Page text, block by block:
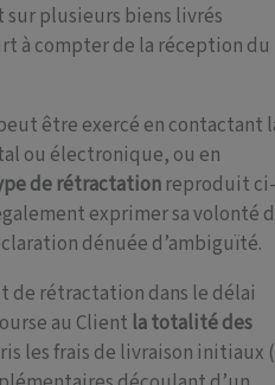
plusieurs biens livrés
à compter de la réception du
être exercé en contactant
ou électronique, ou en
de rétractation reproduit
exprimer sa volonté
dénuée d’ambiguïté.
de rétractation dans le délai
au Client la totalité des
les frais de livraison initiaux